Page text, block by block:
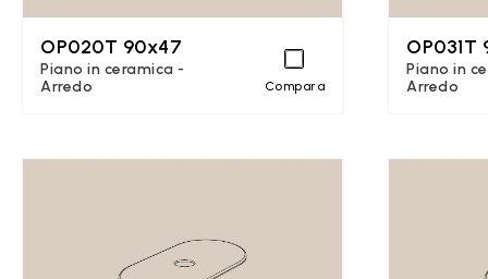
OP020T 90x47
Piano in ceramica -
Arredo
Compara
OP031T
Piano in
Arredo